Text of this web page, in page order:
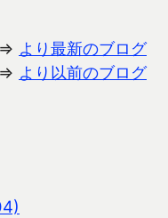
⇒ より最新のブログ
⇒ より以前のブログ